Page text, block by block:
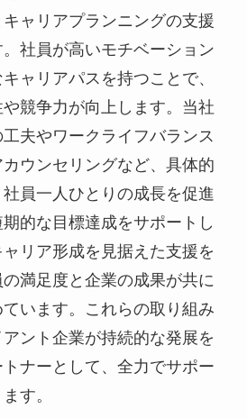
ャリアプランニングの支援
社員が高いモチベーション
ャリアパスを持つことで、
競争力が向上します。当社
夫やワークライフバランス
ウンセリングなど、具体的
員一人ひとりの成長を促進
的な目標達成をサポートし
リア形成を見据えた支援を
満足度と企業の成果が共に
います。これらの取り組み
ント企業が持続的な発展を
ナーとして、全力でサポー
す。